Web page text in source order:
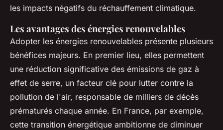
les impacts négatifs du réchauffement climatique.
Les avantages des énergies renouvelables
Adopter les énergies renouvelables présente plusieurs
bénéfices majeurs. En premier lieu, elles permettent
une réduction significative des émissions de gaz à
effet de serre, un facteur clé pour lutter contre la
pollution de l'air, responsable de milliers de décès
prématurés chaque année. En France, par exemple,
cette transition énergétique ambitionne de diminuer